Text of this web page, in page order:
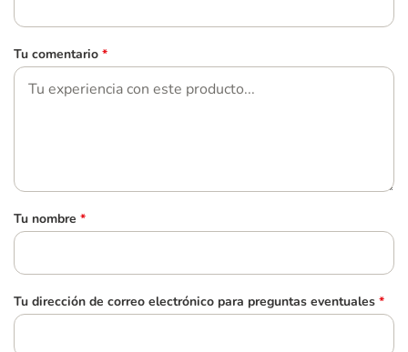
Tu comentario *
Tu nombre *
Tu dirección de correo electrónico para preguntas eventuales *